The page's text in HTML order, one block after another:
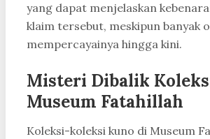
yang dapat menjelaskan
klaim tersebut, meskipun banyak
mempercayainya hingga kini.
Misteri Dibalik
Museum Fatahillah
Koleksi-koleksi kuno di Museum